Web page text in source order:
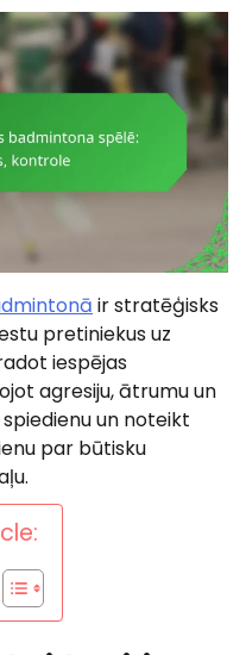
ir stratēģisks
pretiniekus uz
iespējas
agresiju, ātrumu un
un noteikt
par būtisku